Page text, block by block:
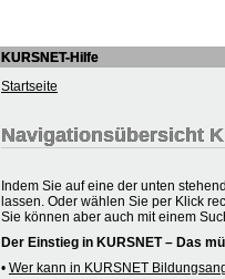
KURSNET-Hilfe
Startseite
Navigationsübersicht
Indem Sie auf eine der unten
lassen. Oder wählen Sie per Klick
Sie können aber auch mit einem
Der Einstieg in KURSNET – Das
• Wer kann in KURSNET